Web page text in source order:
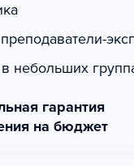
небольших
гарантия
на бюджет